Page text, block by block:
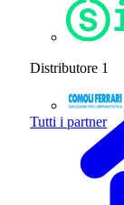
Distributore 1
Tutti i partner